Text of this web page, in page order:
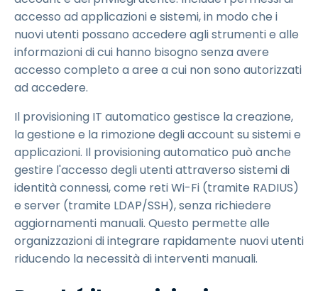
accesso ad applicazioni e sistemi, in modo che i
nuovi utenti possano accedere agli strumenti e alle
informazioni di cui hanno bisogno senza avere
accesso completo a aree a cui non sono autorizzati
ad accedere.
Il provisioning IT automatico gestisce la creazione,
la gestione e la rimozione degli account su sistemi e
applicazioni. Il provisioning automatico può anche
gestire l'accesso degli utenti attraverso sistemi di
identità connessi, come reti Wi-Fi (tramite RADIUS)
e server (tramite LDAP/SSH), senza richiedere
aggiornamenti manuali. Questo permette alle
organizzazioni di integrare rapidamente nuovi utenti
riducendo la necessità di interventi manuali.